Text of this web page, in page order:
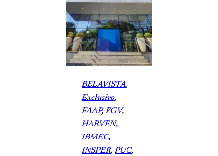
BELAVISTA
Exclusivo
FAAP, FGV
HARVEN
IBMEC
INSPER, PUC